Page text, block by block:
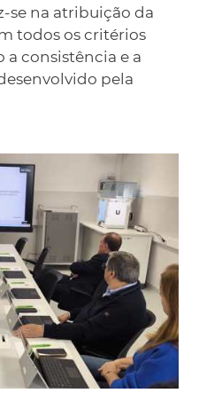
se na atribuição da
todos os critérios
a consistência e a
pela